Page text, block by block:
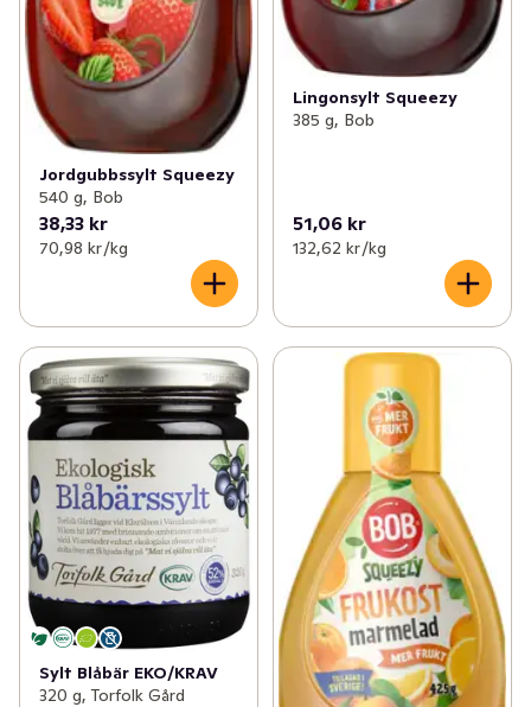
Jordgubbssylt Squeezy
540 g, Bob
38,33 kr
70,98 kr /kg
Lingonsylt Squeezy
385 g, Bob
51,06 kr
132,62 kr /kg
Sylt Blåbär EKO/KRAV
320 g, Torfolk Gård